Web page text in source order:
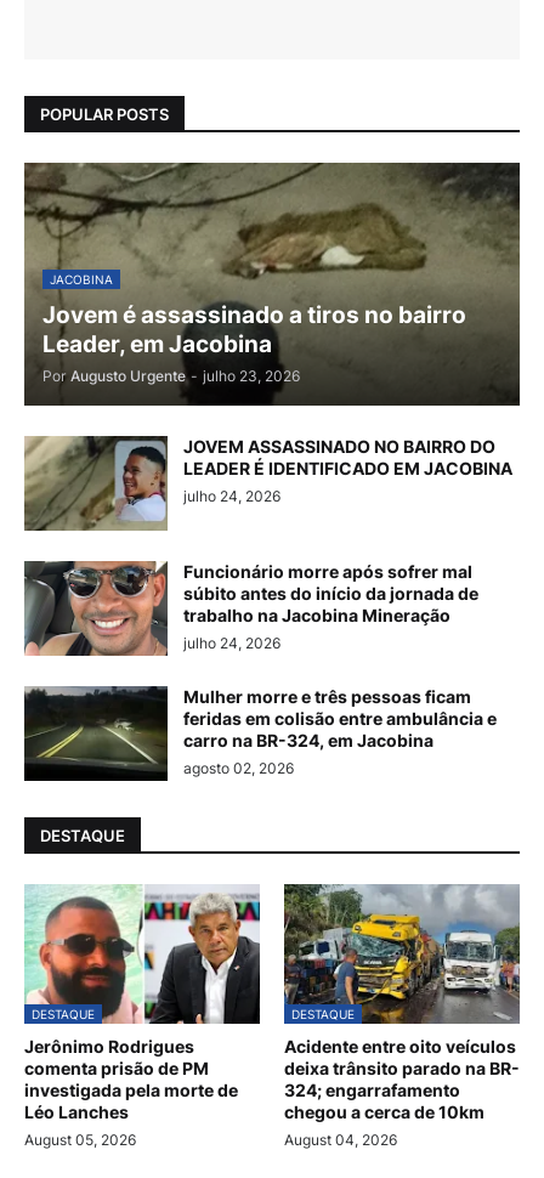
POPULAR POSTS
JACOBINA
Jovem é assassinado a tiros no bairro
Leader, em Jacobina
Por Augusto Urgente - julho 23, 2026
JOVEM ASSASSINADO NO BAIRRO DO
LEADER É IDENTIFICADO EM JACOBINA
julho 24, 2026
Funcionário morre após sofrer mal
súbito antes do início da jornada de
trabalho na Jacobina Mineração
julho 24, 2026
Mulher morre e três pessoas ficam
feridas em colisão entre ambulância e
carro na BR-324, em Jacobina
agosto 02, 2026
DESTAQUE
DESTAQUE
Jerônimo Rodrigues
comenta prisão de PM
investigada pela morte de
Léo Lanches
August 05, 2026
DESTAQUE
Acidente entre oito veículos
deixa trânsito parado na BR-
324; engarrafamento
chegou a cerca de 10km
August 04, 2026